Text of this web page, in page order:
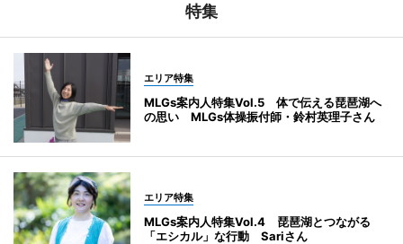
特集
エリア特集
MLGs案内人特集Vol.5 体で伝える琵琶湖へ
の思い MLGs体操振付師・鈴村英理子さん
エリア特集
MLGs案内人特集Vol.4 琵琶湖とつながる
「エシカル」な行動 Sariさん